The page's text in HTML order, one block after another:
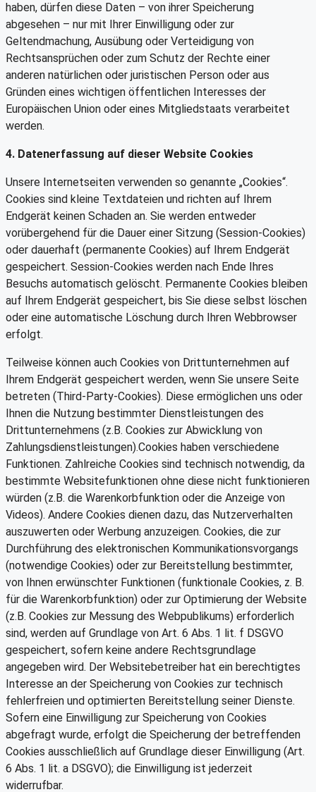
haben, dürfen diese Daten – von ihrer Speicherung
abgesehen – nur mit Ihrer Einwilligung oder zur
Geltendmachung, Ausübung oder Verteidigung von
Rechtsansprüchen oder zum Schutz der Rechte einer
anderen natürlichen oder juristischen Person oder aus
Gründen eines wichtigen öffentlichen Interesses der
Europäischen Union oder eines Mitgliedstaats verarbeitet
werden.
4. Datenerfassung auf dieser Website Cookies
Unsere Internetseiten verwenden so genannte „Cookies“.
Cookies sind kleine Textdateien und richten auf Ihrem
Endgerät keinen Schaden an. Sie werden entweder
vorübergehend für die Dauer einer Sitzung (Session-Cookies)
oder dauerhaft (permanente Cookies) auf Ihrem Endgerät
gespeichert. Session-Cookies werden nach Ende Ihres
Besuchs automatisch gelöscht. Permanente Cookies bleiben
auf Ihrem Endgerät gespeichert, bis Sie diese selbst löschen
oder eine automatische Löschung durch Ihren Webbrowser
erfolgt.
Teilweise können auch Cookies von Drittunternehmen auf
Ihrem Endgerät gespeichert werden, wenn Sie unsere Seite
betreten (Third-Party-Cookies). Diese ermöglichen uns oder
Ihnen die Nutzung bestimmter Dienstleistungen des
Drittunternehmens (z.B. Cookies zur Abwicklung von
Zahlungsdienstleistungen).Cookies haben verschiedene
Funktionen. Zahlreiche Cookies sind technisch notwendig, da
bestimmte Websitefunktionen ohne diese nicht funktionieren
würden (z.B. die Warenkorbfunktion oder die Anzeige von
Videos). Andere Cookies dienen dazu, das Nutzerverhalten
auszuwerten oder Werbung anzuzeigen. Cookies, die zur
Durchführung des elektronischen Kommunikationsvorgangs
(notwendige Cookies) oder zur Bereitstellung bestimmter,
von Ihnen erwünschter Funktionen (funktionale Cookies, z. B.
für die Warenkorbfunktion) oder zur Optimierung der Website
(z.B. Cookies zur Messung des Webpublikums) erforderlich
sind, werden auf Grundlage von Art. 6 Abs. 1 lit. f DSGVO
gespeichert, sofern keine andere Rechtsgrundlage
angegeben wird. Der Websitebetreiber hat ein berechtigtes
Interesse an der Speicherung von Cookies zur technisch
fehlerfreien und optimierten Bereitstellung seiner Dienste.
Sofern eine Einwilligung zur Speicherung von Cookies
abgefragt wurde, erfolgt die Speicherung der betreffenden
Cookies ausschließlich auf Grundlage dieser Einwilligung (Art.
6 Abs. 1 lit. a DSGVO); die Einwilligung ist jederzeit
widerrufbar.